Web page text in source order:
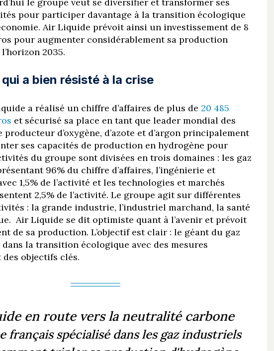
le groupe veut se diversifier et transformer ses
pour participer davantage à la transition écologique
Air Liquide prévoit ainsi un investissement de 8
pour augmenter considérablement sa production
2035.
a bien résisté à la crise
a réalisé un chiffre d’affaires de plus de 20 485
et sécurisé sa place en tant que leader mondial des
producteur d’oxygène, d’azote et d’argon principalement
ses capacités de production en hydrogène pour
du groupe sont divisées en trois domaines : les gaz
96% du chiffre d’affaires, l’ingénierie et
1,5% de l’activité et les technologies et marchés
2,5% de l’activité. Le groupe agit sur différentes
: la grande industrie, l’industriel marchand, la santé
Air Liquide se dit optimiste quant à l’avenir et prévoit
de sa production. L’objectif est clair : le géant du gaz
dans la transition écologique avec des mesures
objectifs clés.
en route vers la neutralité carbone
français spécialisé dans les gaz industriels